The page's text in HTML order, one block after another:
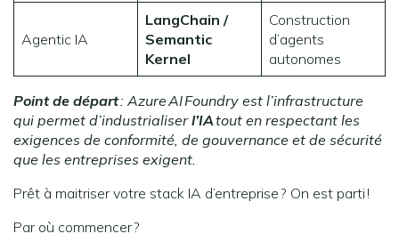
Agentic IA
LangChain /
Semantic
Kernel
Construction
d’agents
autonomes
Point de départ: AzureAIFoundry est l’infrastructure
qui permet d’industrialiserl’IAtout en respectant les
exigences de conformité, de gouvernance et de sécurité
que les entreprises exigent.
Prêt à maitriser votre stack IA d’entreprise ? On est parti !
Par où commencer ?